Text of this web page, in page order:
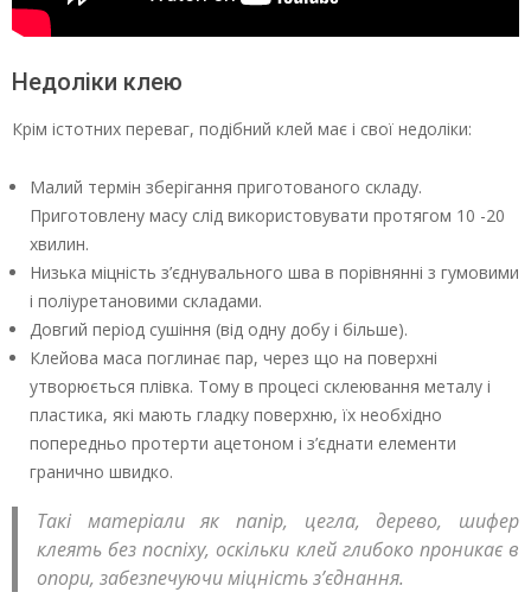
Недоліки клею
Крім істотних переваг, подібний клей має і свої недоліки:
Малий термін зберігання приготованого складу.
Приготовлену масу слід використовувати протягом 10 -20
хвилин.
Низька міцність з’єднувального шва в порівнянні з гумовими
і поліуретановими складами.
Довгий період сушіння (від одну добу і більше).
Клейова маса поглинає пар, через що на поверхні
утворюється плівка. Тому в процесі склеювання металу і
пластика, які мають гладку поверхню, їх необхідно
попередньо протерти ацетоном і з’єднати елементи
гранично швидко.
Такі матеріали як папір, цегла, дерево, шифер
клеять без поспіху, оскільки клей глибоко проникає в
опори, забезпечуючи міцність з’єднання.